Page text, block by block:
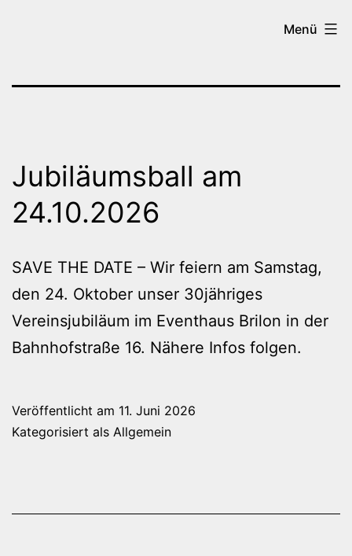
Menü
Jubiläumsball am
24.10.2026
SAVE THE DATE – Wir feiern am Samstag,
den 24. Oktober unser 30jähriges
Vereinsjubiläum im Eventhaus Brilon in der
Bahnhofstraße 16. Nähere Infos folgen.
Veröffentlicht am 11. Juni 2026
Kategorisiert als Allgemein